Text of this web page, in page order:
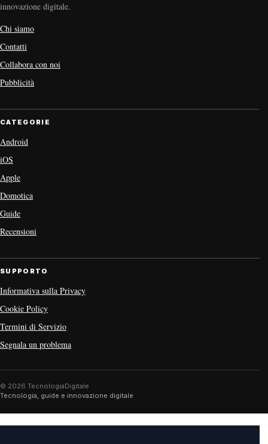
innovazione digitale.
Chi siamo
Contatti
Collabora con noi
Pubblicità
CATEGORIE
Android
iOS
Apple
Domotica
Guide
Recensioni
SUPPORTO
Informativa sulla Privacy
Cookie Policy
Termini di Servizio
Segnala un problema
© 2026 TecnologiaDigitale
Tecnologia, guide e innovazione digitale